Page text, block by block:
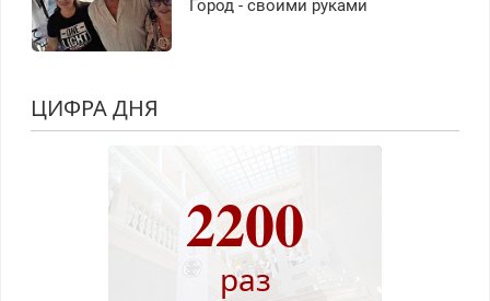
Город - своими руками
ЦИФРА ДНЯ
2200
раз